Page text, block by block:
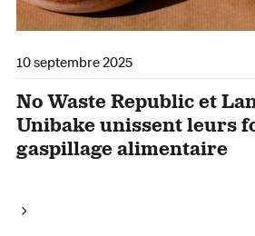
10 septembre 2025
No Waste Republic et
Unibake unissent leurs
gaspillage alimentaire